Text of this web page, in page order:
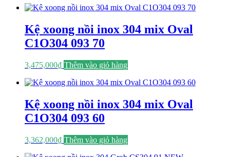
Kệ xoong nồi inox 304 mix Oval
C1O304 093 70
3,475,000₫ Thêm vào giỏ hàng
Kệ xoong nồi inox 304 mix Oval
C1O304 093 60
3,362,000₫ Thêm vào giỏ hàng